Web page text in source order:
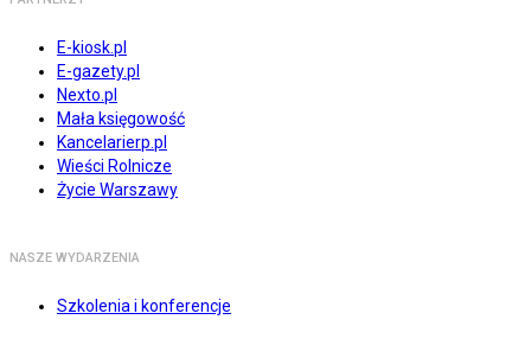
E-kiosk.pl
E-gazety.pl
Nexto.pl
Mała księgowość
Kancelarierp.pl
Wieści Rolnicze
Życie Warszawy
NASZE WYDARZENIA
Szkolenia i konferencje